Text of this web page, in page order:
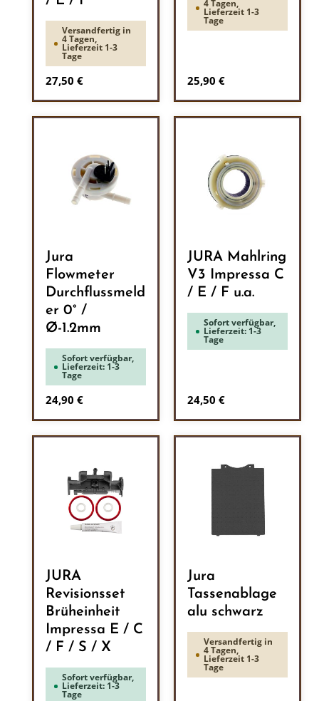
Versandfertig in
4 Tagen,
Lieferzeit 1-3
Tage
Regulärer Preis:
27,50 €
4 Tagen,
Lieferzeit 1-3
Tage
Regulärer Preis:
25,90 €
Jura
Flowmeter
Durchflussmeld
er 0° /
Ø-1.2mm
Sofort verfügbar,
Lieferzeit: 1-3
Tage
Regulärer Preis:
24,90 €
JURA Mahlring
V3 Impressa C
/ E / F u.a.
Sofort verfügbar,
Lieferzeit: 1-3
Tage
Regulärer Preis:
24,50 €
JURA
Revisionsset
Brüheinheit
Impressa E / C
/ F / S / X
Sofort verfügbar,
Lieferzeit: 1-3
Tage
Jura
Tassenablage
alu schwarz
Versandfertig in
4 Tagen,
Lieferzeit 1-3
Tage